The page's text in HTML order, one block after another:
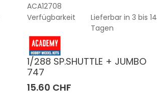
ACA12708
Verfügbarkeit
Lieferbar in 3 bis 14
Tagen
1/288 SP.SHUTTLE + JUMBO
747
15.60 CHF